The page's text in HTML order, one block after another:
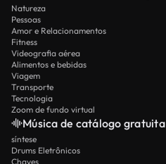
Natureza
Pessoas
Amor e Relacionamentos
Fitness
Videografia aérea
Alimentos e bebidas
Viagem
Transporte
Tecnologia
Zoom de fundo virtual
Música de catálogo gratuita
síntese
Drums Eletrônicos
Chaves